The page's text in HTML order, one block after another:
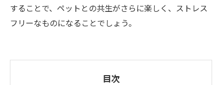
することで、ペットとの共生がさらに楽しく、ストレス
フリーなものになることでしょう。
目次